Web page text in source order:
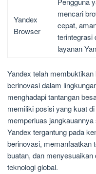
Yandex
Browser
mencari
cepat,
terintegrasi
layanan
Yandex telah
berinovasi dalam
menghadapi tantangan
memiliki posisi yang kuat
memperluas
Yandex tergantung pada
berinovasi, memanfaatkan
buatan, dan
teknologi global.